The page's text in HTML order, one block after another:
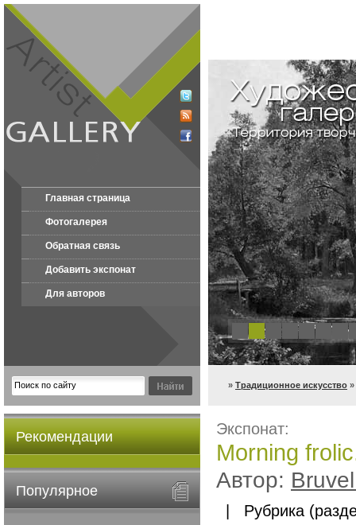
Главная страница
Фотогалерея
Обратная связь
Добавить экспонат
Для авторов
» Традиционное искусство
Рекомендации
Популярное
Экспонат:
Morning
Автор:
| Рубрика